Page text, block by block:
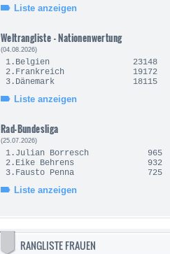
Liste anzeigen
Weltrangliste - Nationenwertung
(04.08.2026)
1.Belgien 23148
2.Frankreich 19172
3.Dänemark 18115
Liste anzeigen
Rad-Bundesliga
(25.07.2026)
1.Julian Borresch 965
2.Eike Behrens 932
3.Fausto Penna 725
Liste anzeigen
RANGLISTE FRAUEN